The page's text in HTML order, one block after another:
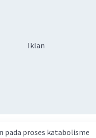
Iklan
pada proses katabolisme